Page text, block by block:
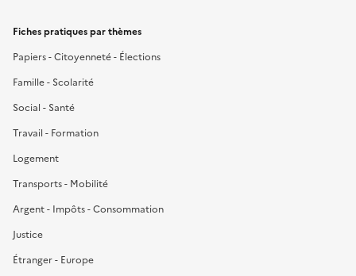
Fiches pratiques par thèmes
Papiers - Citoyenneté - Élections
Famille - Scolarité
Social - Santé
Travail - Formation
Logement
Transports - Mobilité
Argent - Impôts - Consommation
Justice
Étranger - Europe